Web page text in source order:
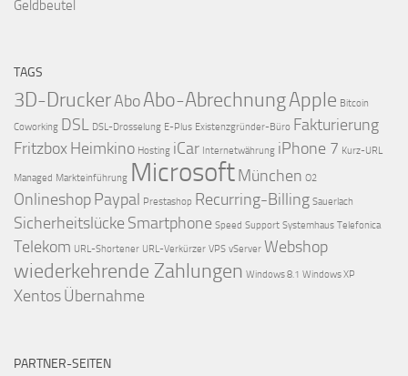
Geldbeutel
TAGS
3D-DruckerAboAbo-AbrechnungApple Bitcoin
Coworking DSL DSL-Drosselung E-Plus Existenzgründer-Büro Fakturierung
FritzboxHeimkino Hosting iCar Internetwährung iPhone 7 Kurz-URL
Managed Markteinführung MicrosoftMünchen O2
OnlineshopPaypal Prestashop Recurring-Billing Sauerlach
Sicherheitslücke Smartphone Speed Support Systemhaus Telefonica
Telekom URL-Shortener URL-Verkürzer VPS vServer Webshop
wiederkehrende Zahlungen Windows 8.1 Windows XP
XentosÜbernahme
PARTNER-SEITEN